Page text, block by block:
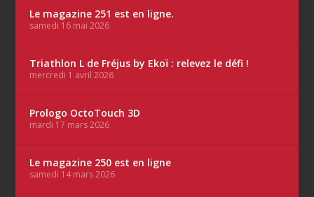
Le magazine 251 est en ligne.
samedi 16 mai 2026
Triathlon L de Fréjus by Ekoï : relevez le défi !
mercredi 1 avril 2026
Prologo OctoTouch 3D
mardi 17 mars 2026
Le magazine 250 est en ligne
samedi 14 mars 2026